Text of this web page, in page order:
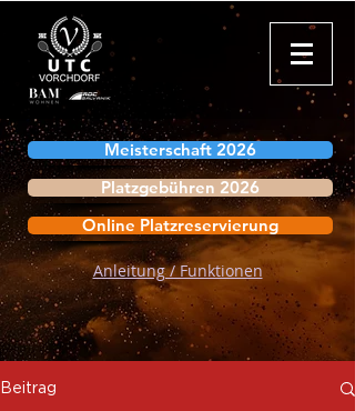
Meisterschaft 2026
Platzgebühren 2026
Online Platzreservierung
Anleitung / Funktionen
Beitrag